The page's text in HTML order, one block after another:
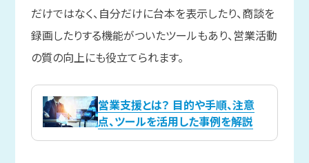
だけではなく、自分だけに台本を表示したり、商談を
録画したりする機能がついたツールもあり、営業活動
の質の向上にも役立てられます。
営業支援とは？ 目的や手順、注意
点、ツールを活用した事例を解説